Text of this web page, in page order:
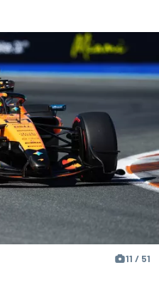
11 / 51